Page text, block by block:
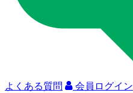
よくある質問 会員ログイン